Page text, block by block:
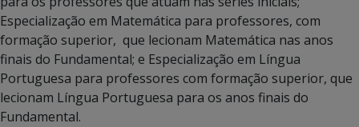
Especialização em Matemática para professores, com
formação superior, que lecionam Matemática nas anos
finais do Fundamental; e Especialização em Língua
Portuguesa para professores com formação superior, que
lecionam Língua Portuguesa para os anos finais do
Fundamental.